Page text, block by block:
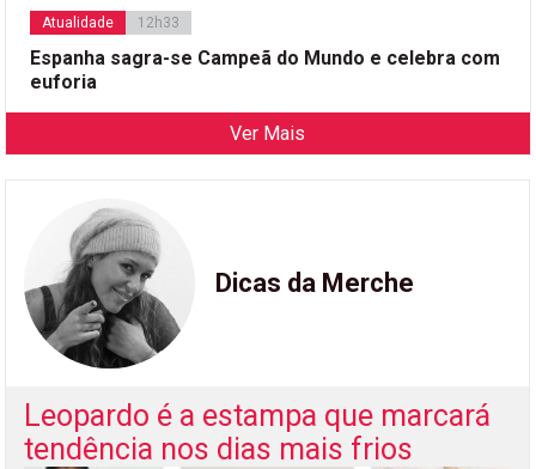
Atualidade 12h33
Espanha sagra-se Campeã do Mundo e celebra com
euforia
Ver Mais
Dicas da Merche
Leopardo é a estampa que marcará
tendência nos dias mais frios